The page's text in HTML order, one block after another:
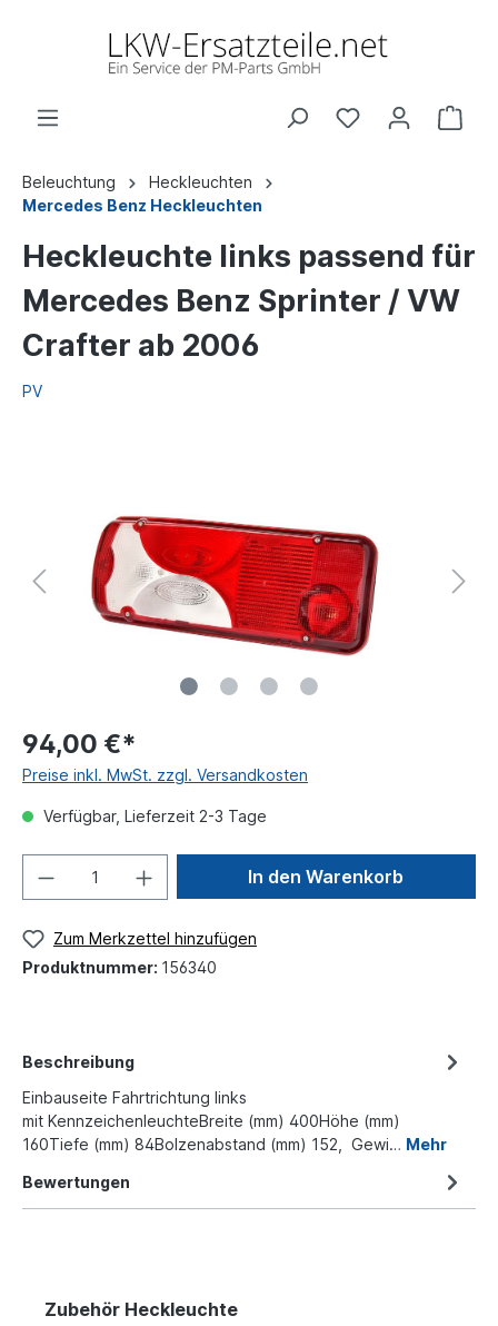
Beleuchtung
Heckleuchten
Mercedes Benz Heckleuchten
Heckleuchte links passend für
Mercedes Benz Sprinter / VW
Crafter ab 2006
PV
94,00 €*
Preise inkl. MwSt. zzgl. Versandkosten
Verfügbar, Lieferzeit 2-3 Tage
In den Warenkorb
Zum Merkzettel hinzufügen
Produktnummer: 156340
Beschreibung
Einbauseite Fahrtrichtung links
mit KennzeichenleuchteBreite (mm) 400Höhe (mm)
160Tiefe (mm) 84Bolzenabstand (mm) 152, Gewi… Mehr
Bewertungen
Zubehör Heckleuchte